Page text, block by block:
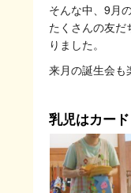
そんな中、9月
たくさんの友だ
りました。
来月の誕生会も
乳児はカー